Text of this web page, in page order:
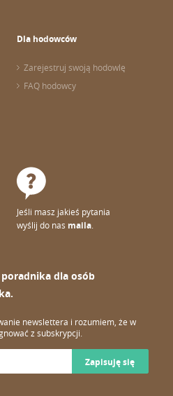
Dla hodowców
Zarejestruj swoją hodowlę
FAQ hodowcy
Jeśli masz jakieś pytania
wyślij do nas maila.
dla osób
newslettera i rozumiem, że w
z subskrypcji.
Zapisuję się